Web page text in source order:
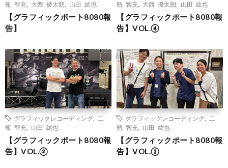
瓶 智充
大西 優太朗 山田 紘也
【グラフィックポート8080報
告】
瓶 智充
大西 優太朗 山田 紘也
【グラフィックポート8080報
告】VOL.④
グラフィックレコーディング
二
瓶 智充
山田 紘也
【グラフィックポート8080報
告】VOL.②
グラフィックレコーディング
二
瓶 智充
山田 紘也
【グラフィックポート8080報
告】VOL.③